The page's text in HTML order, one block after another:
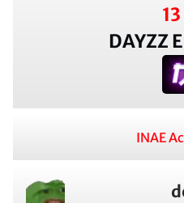
13
DAYZZ
INAE